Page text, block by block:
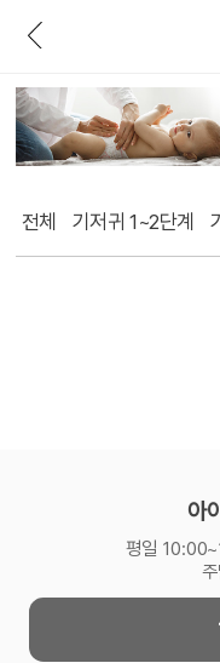
전체 기저귀 1~2단계
아
평일